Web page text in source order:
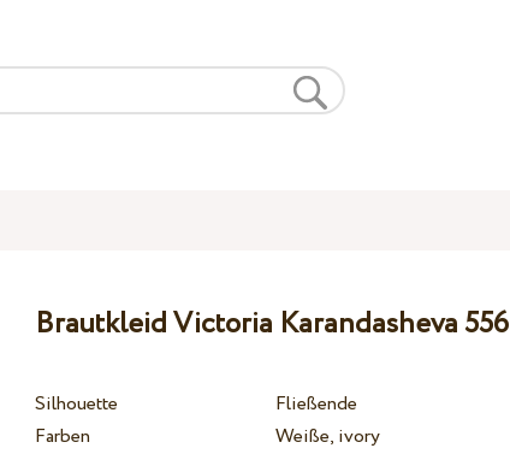
Brautkleid Victoria Karandasheva 556
Silhouette
Fließende
Farben
Weiße, ivory